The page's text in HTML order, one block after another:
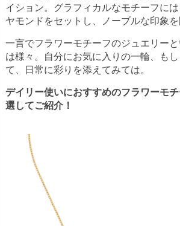
イション。グラフィカルなモチーフに
ヤモンドをセットし、ノーブルな印象
一言でフラワーモチーフのジュエリー
は様々。自分にお気に入りの一輪、も
て、日常に彩りを添えてみては。
デイリー使いにおすすめのフラワーモ
選してご紹介！